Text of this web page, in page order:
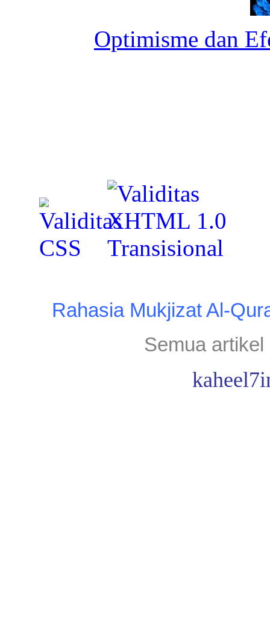
Optimisme dan
Rahasia Mukjizat Al-
Semua